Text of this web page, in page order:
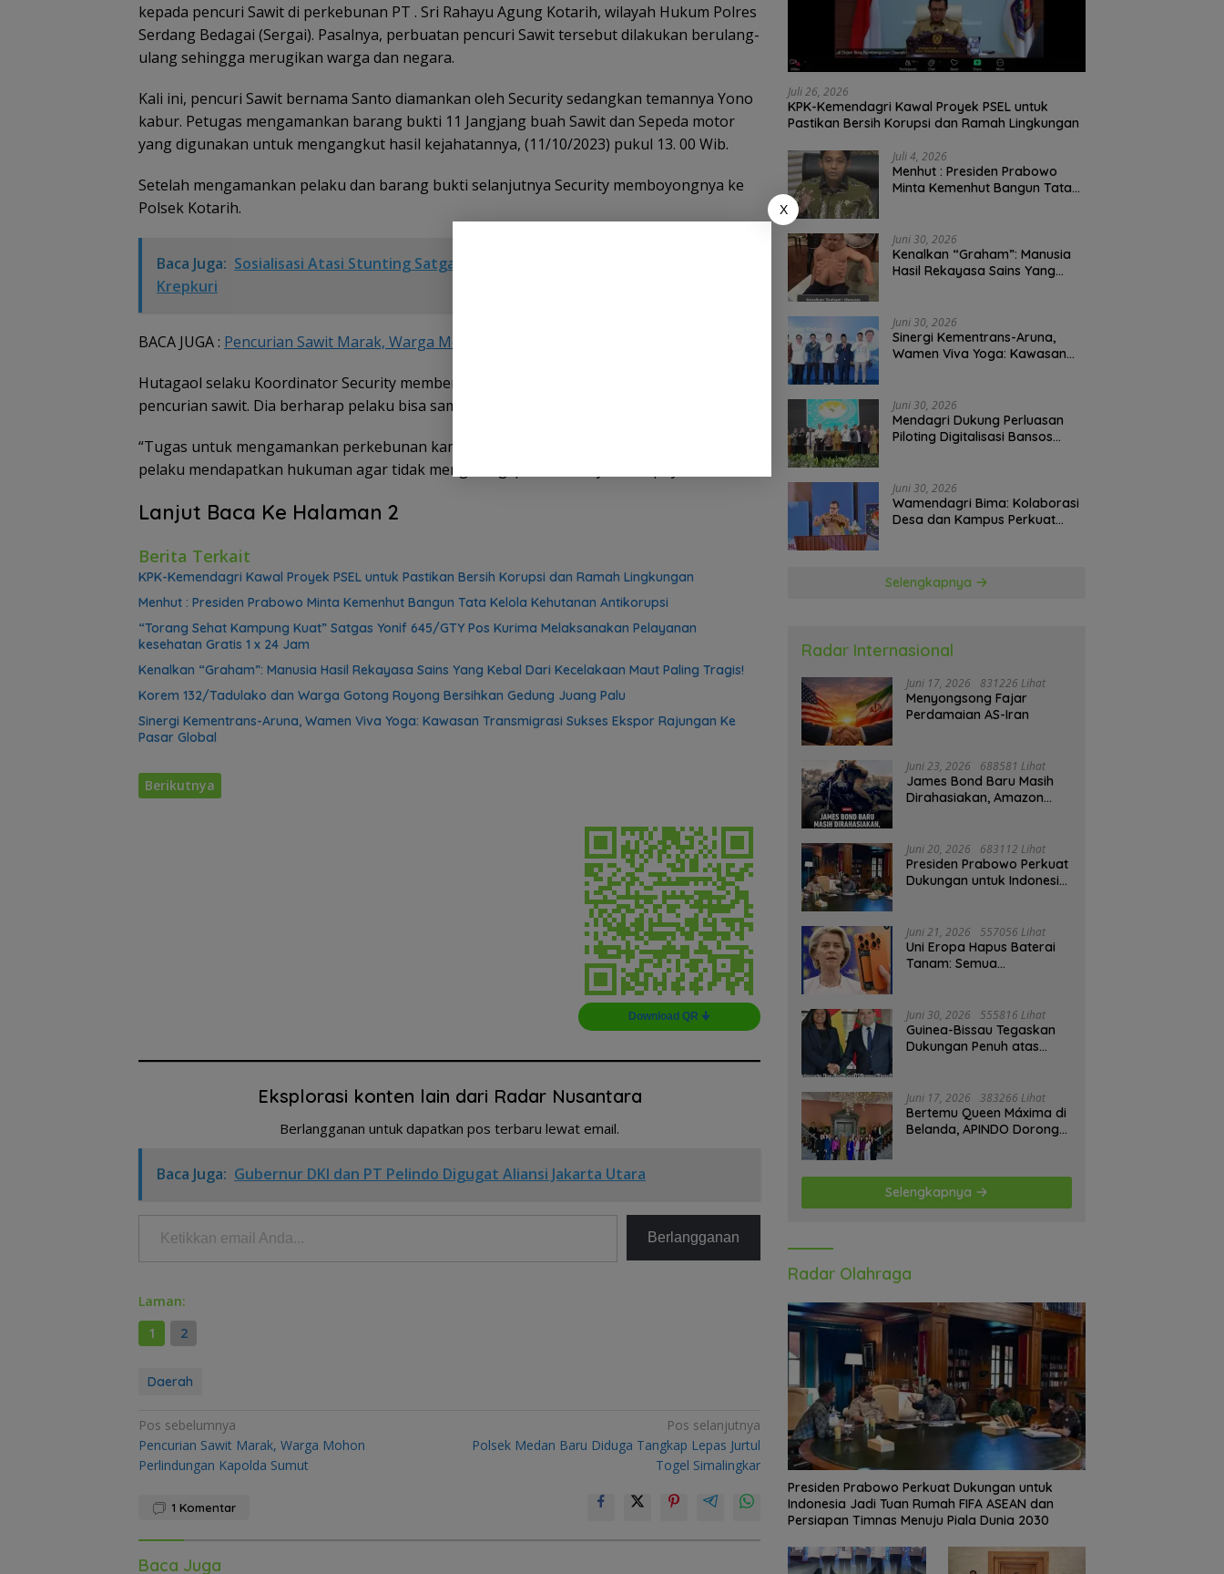
kepada pencuri Sawit di perkebunan PT . Sri Rahayu Agung Kotarih, wilayah Hukum Polres
Serdang Bedagai (Sergai). Pasalnya, perbuatan pencuri Sawit tersebut dilakukan berulang-
ulang sehingga merugikan warga dan negara.
Kali ini, pencuri Sawit bernama Santo diamankan oleh Security sedangkan temannya Yono
kabur. Petugas mengamankan barang bukti 11 Jangjang buah Sawit dan Sepeda motor
yang digunakan untuk mengangkut hasil kejahatannya, (11/10/2023) pukul 13. 00 Wib.
Setelah mengamankan pelaku dan barang bukti selanjutnya Security memboyongnya ke
Polsek Kotarih.
Baca Juga: Sosialisasi Atasi Stunting Satgas Habema Disambut Gembira Warga
Krepkuri
BACA JUGA : Pencurian Sawit Marak, Warga Mohon Perlindungan Kapolda Sumut
Hutagaol selaku Koordinator Security membenarkan pihaknya mengamankan pelaku
pencurian sawit. Dia berharap pelaku bisa sampai ke persidangan agar ada efek jera.
“Tugas untuk mengamankan perkebunan kami laksanakan dengan baik. Semoga para
pelaku mendapatkan hukuman agar tidak mengulangi perbuatannya,”harapnya.
Lanjut Baca Ke Halaman 2
Berita Terkait
KPK-Kemendagri Kawal Proyek PSEL untuk Pastikan Bersih Korupsi dan Ramah Lingkungan
Menhut : Presiden Prabowo Minta Kemenhut Bangun Tata Kelola Kehutanan Antikorupsi
“Torang Sehat Kampung Kuat” Satgas Yonif 645/GTY Pos Kurima Melaksanakan Pelayanan
kesehatan Gratis 1 x 24 Jam
Kenalkan “Graham”: Manusia Hasil Rekayasa Sains Yang Kebal Dari Kecelakaan Maut Paling Tragis!
Korem 132/Tadulako dan Warga Gotong Royong Bersihkan Gedung Juang Palu
Sinergi Kementrans-Aruna, Wamen Viva Yoga: Kawasan Transmigrasi Sukses Ekspor Rajungan Ke
Pasar Global
Berikutnya
Download QR 🠋
Eksplorasi konten lain dari Radar Nusantara
Berlangganan untuk dapatkan pos terbaru lewat email.
Baca Juga: Gubernur DKI dan PT Pelindo Digugat Aliansi Jakarta Utara
Ketikkan email Anda...
Berlangganan
Laman:
1
2
Daerah
Navigasi
pos
Pos sebelumnya
Pencurian Sawit Marak, Warga Mohon
Perlindungan Kapolda Sumut
Pos selanjutnya
Polsek Medan Baru Diduga Tangkap Lepas Jurtul
Togel Simalingkar
1 Komentar
Baca Juga
Juli 26, 2026
KPK-Kemendagri Kawal Proyek PSEL untuk
Pastikan Bersih Korupsi dan Ramah Lingkungan
Juli 4, 2026
Menhut : Presiden Prabowo
Minta Kemenhut Bangun Tata
Juni 30, 2026
Kenalkan “Graham”: Manusia
Hasil Rekayasa Sains Yang
Juni 30, 2026
Sinergi Kementrans-Aruna,
Wamen Viva Yoga: Kawasan
Juni 30, 2026
Mendagri Dukung Perluasan
Piloting Digitalisasi Bansos
Juni 30, 2026
Wamendagri Bima: Kolaborasi
Desa dan Kampus Perkuat
Selengkapnya
Radar Internasional
Juni 17, 2026 831226 Lihat
Menyongsong Fajar
Perdamaian AS-Iran
Juni 23, 2026 688581 Lihat
James Bond Baru Masih
Dirahasiakan, Amazon
Juni 20, 2026 683112 Lihat
Presiden Prabowo Perkuat
Dukungan untuk Indonesia
Timnas Menuju Piala Dunia
2030
Juni 21, 2026 557056 Lihat
Uni Eropa Hapus Baterai
Tanam: Semua
Juni 30, 2026 555816 Lihat
Guinea-Bissau Tegaskan
Dukungan Penuh atas
Juni 17, 2026 383266 Lihat
Bertemu Queen Máxima di
Belanda, APINDO Dorong
Selengkapnya
Radar Olahraga
Presiden Prabowo Perkuat Dukungan untuk
Indonesia Jadi Tuan Rumah FIFA ASEAN dan
Persiapan Timnas Menuju Piala Dunia 2030
X